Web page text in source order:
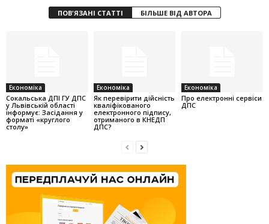
ПОВ'ЯЗАНІ СТАТТІ БІЛЬШЕ ВІД АВТОРА
Економіка
Cокальська ДПІ ГУ ДПС
у Львівській області
інформує: Засідання у
форматі «круглого
столу»
Економіка
Як перевірити дійсність
кваліфікованого
електронного підпису,
отриманого в КНЕДП
ДПС?
Економіка
Про електронні сервіси
ДПС